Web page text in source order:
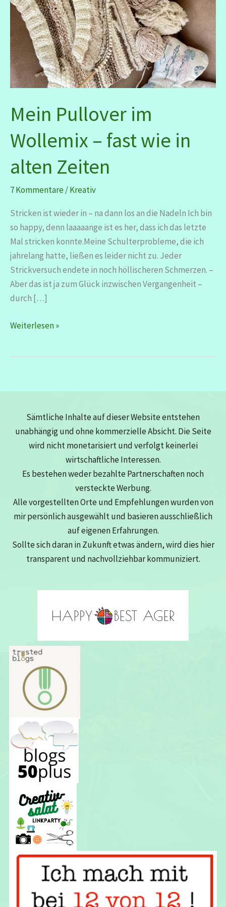
Mein Pullover im
Wollemix – fast wie in
alten Zeiten
7 Kommentare/Kreativ
Stricken ist wieder in – na dann los an die Nadeln Ich bin
so happy, denn laaaaange ist es her, dass ich das letzte
Mal stricken konnte.Meine Schulterprobleme, die ich
jahrelang hatte, ließen es leider nicht zu. Jeder
Strickversuch endete in noch höllischeren Schmerzen. –
Aber das ist ja zum Glück inzwischen Vergangenheit –
durch […]
Mein
Weiterlesen »
Sämtliche Inhalte auf dieser Website entstehen
unabhängig und ohne kommerzielle Absicht. Die Seite
wird nicht monetarisiert und verfolgt keinerlei
wirtschaftliche Interessen.
Es bestehen weder bezahlte Partnerschaften noch
versteckte Werbung.
Alle vorgestellten Orte und Empfehlungen wurden von
mir persönlich ausgewählt und basieren ausschließlich
auf eigenen Erfahrungen.
Sollte sich daran in Zukunft etwas ändern, wird dies hier
transparent und nachvollziehbar kommuniziert.